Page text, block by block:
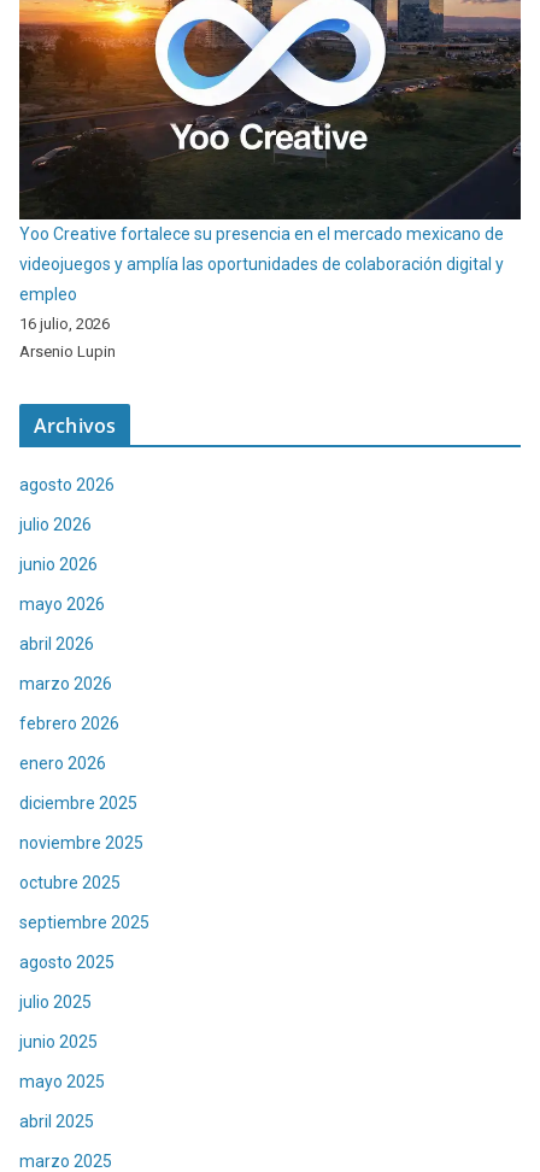
Yoo Creative fortalece su presencia en el mercado mexicano de
videojuegos y amplía las oportunidades de colaboración digital y
empleo
16 julio, 2026
Arsenio Lupin
Archivos
agosto 2026
julio 2026
junio 2026
mayo 2026
abril 2026
marzo 2026
febrero 2026
enero 2026
diciembre 2025
noviembre 2025
octubre 2025
septiembre 2025
agosto 2025
julio 2025
junio 2025
mayo 2025
abril 2025
marzo 2025